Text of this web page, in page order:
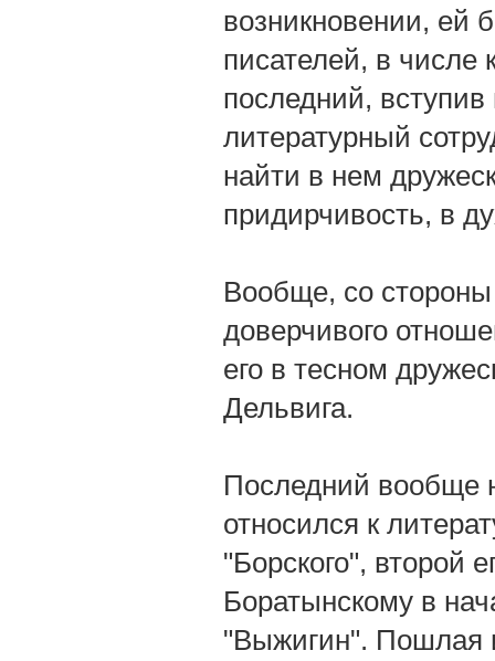
возникновении, ей
писателей, в
последний, вступив
литературный
найти в нем
придирчивость, в
Вообще, со стороны
доверчивого
его в тесном
Дельвига.
Последний вообще
относился к
"Борского", второй
Боратынскому в
"Выжигин". Пошлая и